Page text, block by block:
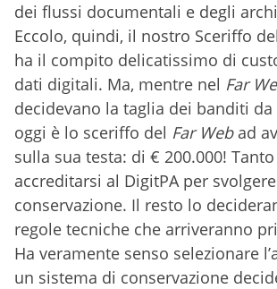
dei flussi documentali e degli
Eccolo, quindi, il nostro Sceriffo del
ha il compito delicatissimo di
dati digitali. Ma, mentre nel Far
decidevano la taglia dei banditi da
oggi è lo sceriffo del Far Webad
sulla sua testa: di € 200.000!
accreditarsi al DigitPA per
conservazione. Il resto lo
regole tecniche che arriveranno
Ha veramente senso selezionare
un sistema di conservazione